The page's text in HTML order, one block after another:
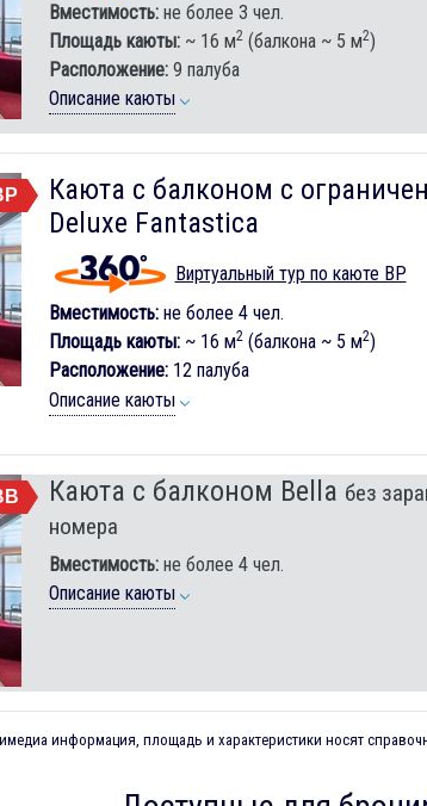
Вместимость:не более 3 чел.
Площадь каюты:~ 16 м2(балкона ~ 5 м2)
Расположение:9 палуба
Описание каюты
Каюта с балконом c
Deluxe Fantastica
Виртуальный тур по каюте BP
Вместимость:не более 4 чел.
Площадь каюты:~ 16 м2(балкона ~ 5 м2)
Расположение:12 палуба
Описание каюты
Каюта с балконом Bella без
номера
Вместимость:не более 4 чел.
Описание каюты
информация, площадь и характеристики носят